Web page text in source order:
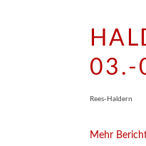
03.-
Rees-Haldern
Mehr